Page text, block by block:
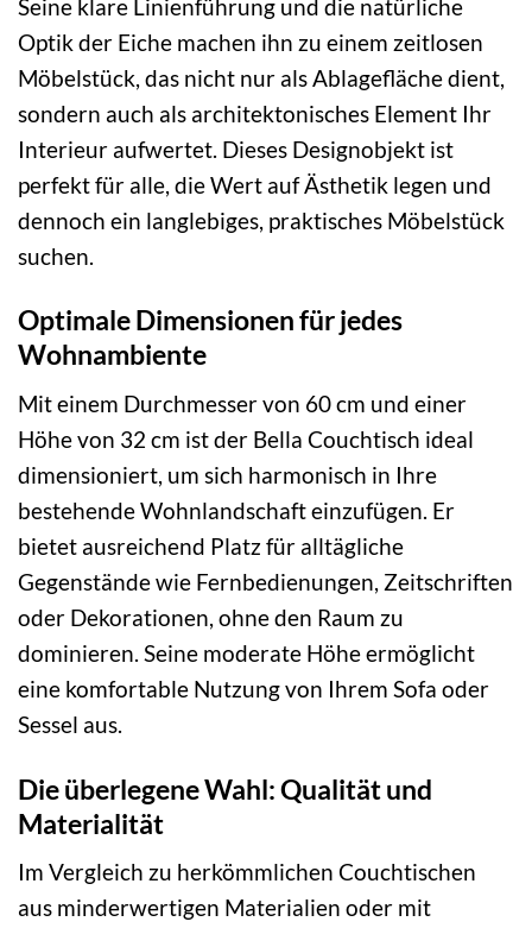
Seine klare Linienführung und die natürliche
Optik der Eiche machen ihn zu einem zeitlosen
Möbelstück, das nicht nur als Ablagefläche dient,
sondern auch als architektonisches Element Ihr
Interieur aufwertet. Dieses Designobjekt ist
perfekt für alle, die Wert auf Ästhetik legen und
dennoch ein langlebiges, praktisches Möbelstück
suchen.
Optimale Dimensionen für jedes
Wohnambiente
Mit einem Durchmesser von 60 cm und einer
Höhe von 32 cm ist der Bella Couchtisch ideal
dimensioniert, um sich harmonisch in Ihre
bestehende Wohnlandschaft einzufügen. Er
bietet ausreichend Platz für alltägliche
Gegenstände wie Fernbedienungen, Zeitschriften
oder Dekorationen, ohne den Raum zu
dominieren. Seine moderate Höhe ermöglicht
eine komfortable Nutzung von Ihrem Sofa oder
Sessel aus.
Die überlegene Wahl: Qualität und
Materialität
Im Vergleich zu herkömmlichen Couchtischen
aus minderwertigen Materialien oder mit